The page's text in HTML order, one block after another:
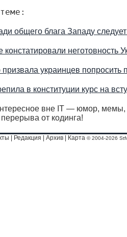
общего блага Западу
констатировали
призвала украинцев
в конституции курс на
вне IT — юмор,
от кодинга!
Редакция Архив Карта © 2004-2026